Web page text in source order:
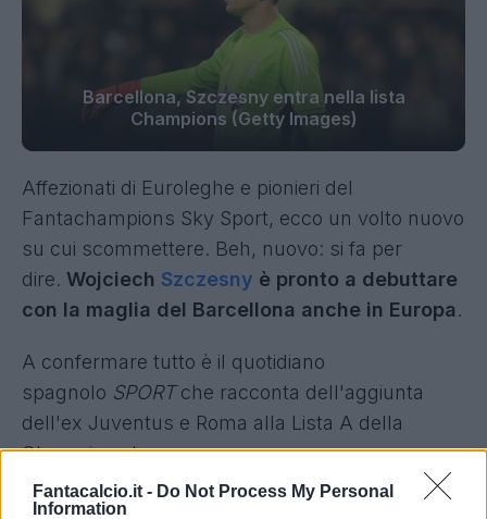
Fantacalcio.it - Do Not Process My Personal
Information
Barcellona, Szczesny entra nella lista
Champions (Getty Images)
Affezionati di Euroleghe e pionieri del
Fantachampions Sky Sport, ecco un volto nuovo
su cui scommettere. Beh, nuovo: si fa per
dire. Wojciech Szczesny è pronto a debuttare
con la maglia del Barcellona anche in Europa.
A confermare tutto è il quotidiano
spagnolo SPORTche racconta dell'aggiunta
dell'ex Juventus e Roma alla Lista A della
Champions League.
Barcellona, Szczesny nella lista